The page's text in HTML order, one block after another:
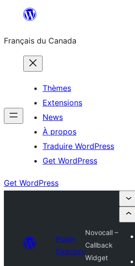
contenu
Français du Canada
Thèmes
Extensions
News
À propos
Traduire WordPress
Get WordPress
Get WordPress
Plugin
Directory
Novocall –
Callback
Widget